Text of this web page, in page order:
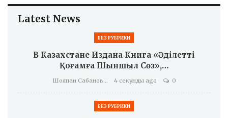
Latest News
БЕЗ РУБРИКИ
В Казахстане Издана Книга «Әділетті
Қоғамға Шыншыл Сөз»,…
Шолпан Сабанова 4 секунды ago 0
БЕЗ РУБРИКИ